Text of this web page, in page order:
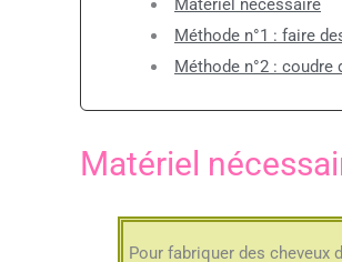
Matériel nécessaire
Méthode n°1 : faire
Méthode n°2 : coudre
Matériel
Pour fabriquer des cheveux